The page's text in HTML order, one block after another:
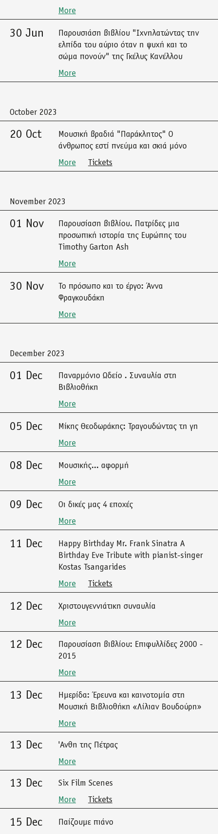
More
30 Jun
Παρουσιάση βιβλίου "Ιχνηλατώντας την
ελπίδα του αύριο όταν η ψυχή και το
σώμα πονούν" της Γκέλυς Κανέλλου
More
October 2023
20 Oct
Μουσική βραδιά "Παράκλητος" Ο
άνθρωπος εστί πνεύμα και σκιά μόνο
More
Tickets
November 2023
01 Nov
Παρουσίαση βιβλίου. Πατρίδες μια
προσωπική ιστορία της Ευρώπης του
Timothy Garton Ash
More
30 Nov
Το πρόσωπο και το έργο: Άννα
Φραγκουδάκη
More
December 2023
01 Dec
Παναρμόνιο Ωδείο . Συναυλία στη
Βιβλιοθήκη
More
05 Dec
Μίκης Θεοδωράκης: Τραγουδώντας τη γη
More
08 Dec
Μουσικής... αφορμή
More
09 Dec
Οι δικές μας 4 εποχές
More
11 Dec
Happy Birthday Mr. Frank Sinatra A
Birthday Eve Tribute with pianist-singer
Kostas Tsangarides
More
Tickets
12 Dec
Χριστουγεννιάτικη συναυλία
More
12 Dec
Παρουσίαση βιβλίου: Επιφυλλίδες 2000 -
2015
More
13 Dec
Ημερίδα: Έρευνα και καινοτομία στη
Μουσική Βιβλιοθήκη «Λίλιαν Βουδούρη»
More
13 Dec
'Ανθη της Πέτρας
More
13 Dec
Six Film Scenes
More
Tickets
15 Dec
Παίζουμε πιάνο